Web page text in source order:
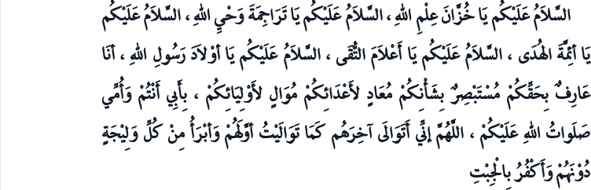
السَّلاَمُ عَلَيْكُم يَا خُزَّانَ عِلْمِ اللهِ ، السَّلاَمُ عَلَيْكُم يَا تَرَاجِمَةَ وَحْيِ اللهِ ، السَّلاَمُ عَلَيْكُم
يَا أئِمَّةَ الهُدَى ، السَّلاَمُ عَلَيْكُم يَا أَعْلاَمَ التُّقَى ، السَّلاَمُ عَلَيْكُم يَا أوْلاَدَ رَسُولِ اللهِ ، أنَا
عَارِفٌ بِحَقِّكُمْ مُسْتَبْصِرٌ بِشَأْنِكُمْ مُعَادٍ لأَعْدَائِكُمْ مُوَالٍ لأَوْلِيَائِكُمْ ، بِأَبِي أَنْتُمْ وَأُمِّي
صَلَواتُ اللهِ عَلَيْكُمْ ، اللَّهُمَّ إنِّي أَتَوَالَى آخِرَهُم كَمَا تَوَالَيْتُ أوَّلَهُمْ وَأبْرَأُ مِنْ كُلِّ وَلِيْجَةٍ
دُوْنَهُمْ وَأَكْفُرُ بِالْجِبْتِ